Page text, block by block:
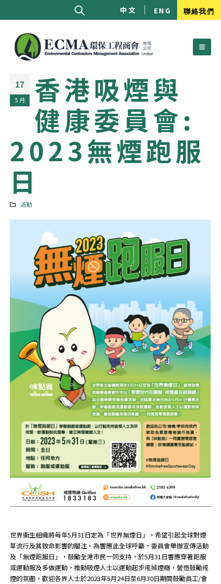
中文 ENG 聯絡我們
17
5 月
香港吸煙與
健康委員會:
2023無煙跑服
日
活動
世界衞生組織將每年5月31日定為「世界無煙日」，希望引起全球對煙
草流行及其致命影響的關注。為響應此全球呼籲，委員會舉辦宣傳活動
及「無煙跑服日」，鼓勵全港市民一同支持，於5月31日響應穿著跑服
或運動服及多做運動，推動吸煙人士以運動起步戒掉煙癮，營造鼓勵戒
煙的氛圍，歡迎各界人士於2023年5月24日至6月30日期間鼓勵員工/會